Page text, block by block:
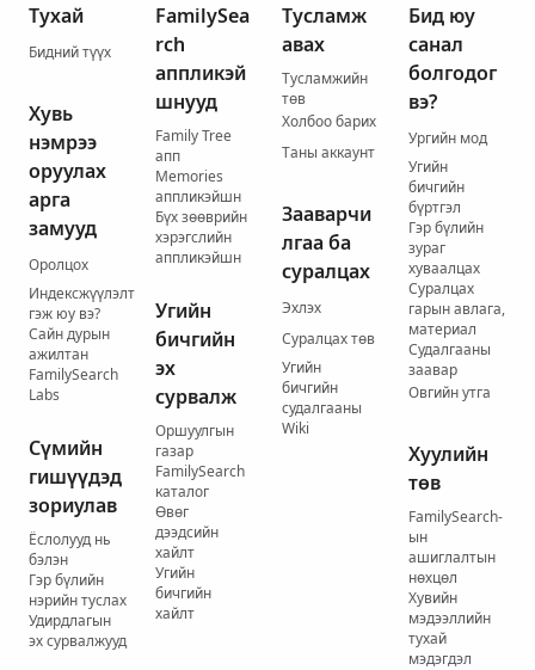
Тухай
Бидний түүх
Хувь
нэмрээ
оруулах
арга
замууд
Оролцох
Индексжүүлэлт
гэж юу вэ?
Сайн дурын
ажилтан
FamilySearch
Labs
Сүмийн
гишүүдэд
зориулав
Ёслолууд нь
бэлэн
Гэр бүлийн
нэрийн туслах
Удирдлагын
эх сурвалжууд
FamilySea
rch
аппликэй
шнууд
Family Tree
апп
Memories
аппликэйшн
Бүх зөөврийн
хэрэгслийн
аппликэйшн
Угийн
бичгийн
эх
сурвалж
Оршуулгын
газар
FamilySearch
каталог
Өвөг
дээдсийн
хайлт
Угийн
бичгийн
хайлт
Тусламж
авах
Тусламжийн
төв
Холбоо барих
Таны аккаунт
Зааварчи
лгаа ба
суралцах
Эхлэх
Суралцах төв
Угийн
бичгийн
судалгааны
Wiki
Бид юу
санал
болгодог
вэ?
Ургийн мод
Угийн
бичгийн
бүртгэл
Гэр бүлийн
зураг
хуваалцах
Суралцах
гарын авлага,
материал
Судалгааны
заавар
Овгийн утга
Хуулийн
төв
FamilySearch-
ын
ашиглалтын
нөхцөл
Хувийн
мэдээллийн
тухай
мэдэгдэл